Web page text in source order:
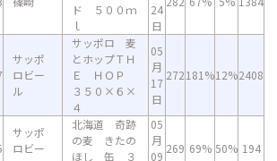
ド ５００ｍ
ｌ
24
日
サッポ
ロビー
ル
サッポロ 麦
とホップＴＨ
Ｅ ＨＯＰ
３５０×６×
４
05
月
17
日
272181%12%2408
サッポ
ロビー
北海道 奇跡
の麦 きたの
ほし 缶 ３
05
月
09
269 69% 50% 194